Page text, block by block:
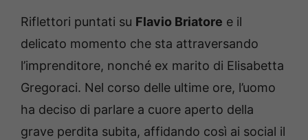
Riflettori puntati su Flavio Briatore e il
delicato momento che sta attraversando
l’imprenditore, nonché ex marito di Elisabetta
Gregoraci. Nel corso delle ultime ore, l’uomo
ha deciso di parlare a cuore aperto della
grave perdita subita, affidando così ai social il